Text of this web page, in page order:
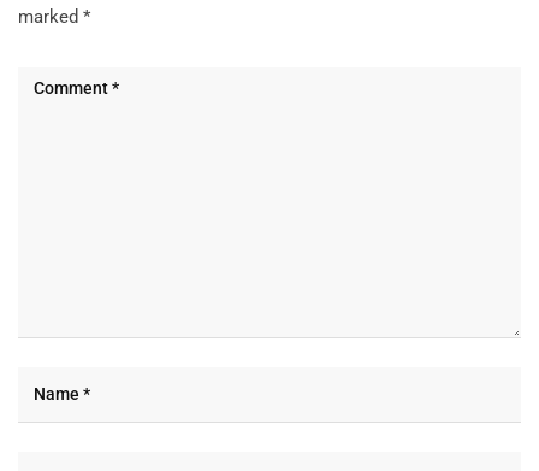
marked *